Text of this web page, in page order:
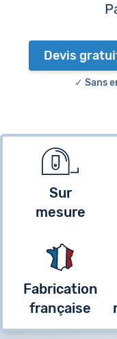
Devis
✓ Sans
Sur
mesure
Fabrication
française